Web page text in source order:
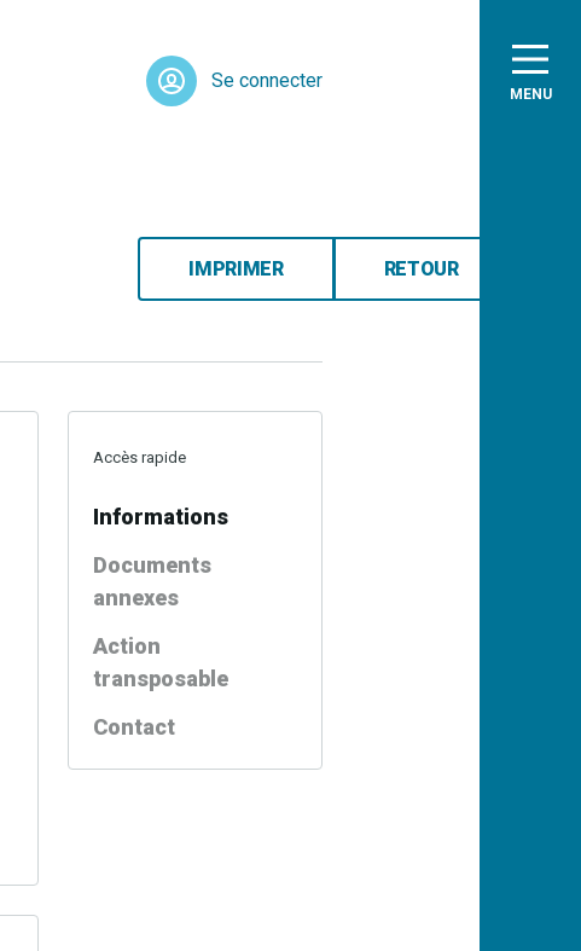
MENU
Se connecter
IMPRIMER RETOUR
Accès rapide
Informations
Documents
annexes
Action
transposable
Contact